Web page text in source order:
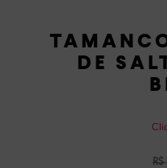
DE
R$